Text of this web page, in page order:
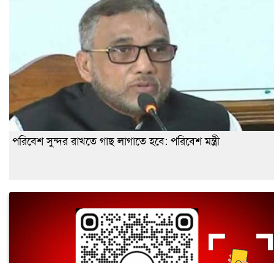
পরিবেশ সুন্দর রাখতে গাছ লাগাতে হবে: পরিবেশ মন্ত্রী